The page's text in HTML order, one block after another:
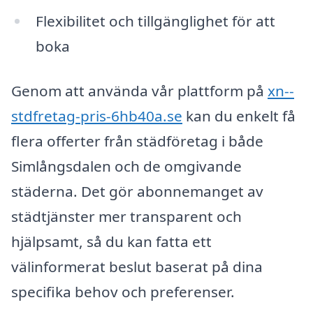
Flexibilitet och tillgänglighet för att
boka
Genom att använda vår plattform på xn--
stdfretag-pris-6hb40a.se kan du enkelt få
flera offerter från städföretag i både
Simlångsdalen och de omgivande
städerna. Det gör abonnemanget av
städtjänster mer transparent och
hjälpsamt, så du kan fatta ett
välinformerat beslut baserat på dina
specifika behov och preferenser.